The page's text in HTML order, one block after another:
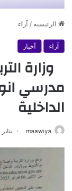
الرئيسية / آراء
آراء أخبار
وزارة
مدرسي
الداخلية
maawiya يناير 3, 2025